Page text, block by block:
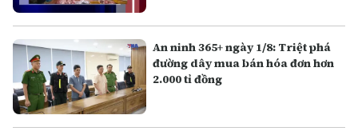
An ninh 365+ ngày 1/8: Triệt phá
đường dây mua bán hóa đơn hơn
2.000 tỉ đồng